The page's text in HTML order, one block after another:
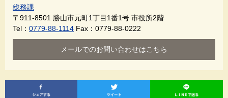
総務課
〒911-8501 勝山市元町1丁目1番1号 市役所2階
Tel： 0779-88-1114 Fax：0779-88-0222
メールでのお問い合わせはこちら